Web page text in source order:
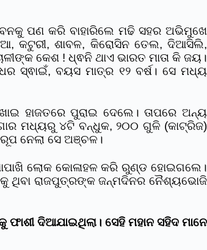
ପଣ କରି ବାହାରିଲେ ମଢି ସହର ଅଭିମୁଖେ
କଟୁରୀ, ଶାବଳ, କିରୋସିନ ତେଲ, ଦିଆସିଲି,
କେଶ ! ଧ୍ଵନି ଥାଏ ଭାରତ ମାତା କି ଜୟ।
ସ୍ଵାଇଁ, ବୟସ ମାତ୍ର ୧୨ ବର୍ଷ। ସେ ମଧ୍ୟ
ହାଜତରେ ପୁରାଇ ଦେଲେ। ତାପରେ ଅନ୍ୟ
ମଧ୍ୟରୁ ୪ଟି ବନ୍ଧୁକ, ୨୦୦ ଗୁଳି (କାଟ୍ରିଜ)
ନେଲା ସେ ଅଞ୍ଚଳ।
ଲୋକ କୋଳାହଳ କରି ରୁଣ୍ଡ ହୋଇଗଲେ।
ଥିବା ରାଜପୁତ୍ରଙ୍କ ଜନ୍ମଦିନର ନୈଶ୍ୟଭୋଜି
ଦିଆଯାଇଥିଲା। ସେହି ମହାନ ସହିଦ ମାନେ